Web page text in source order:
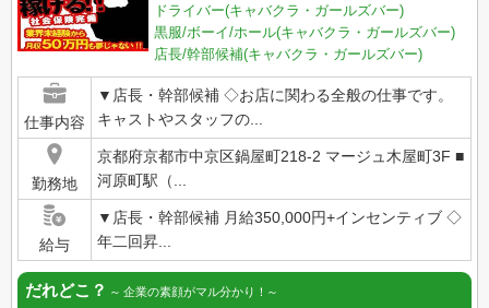
ドライバー(キャバクラ・ガールズバー)
黒服/ボーイ/ホール(キャバクラ・ガールズバー)
店長/幹部候補(キャバクラ・ガールズバー)
仕事内容
▼店長・幹部候補 ◇お店に関わる全般の仕事です。
キャストやスタッフの...
勤務地
京都府京都市中京区鍋屋町218-2 マージュ木屋町3F ■
河原町駅（...
給与
▼店長・幹部候補 月給350,000円+インセンティブ ◇
年二回昇...
だれどこ？ 企業の素顔がマル分かり！